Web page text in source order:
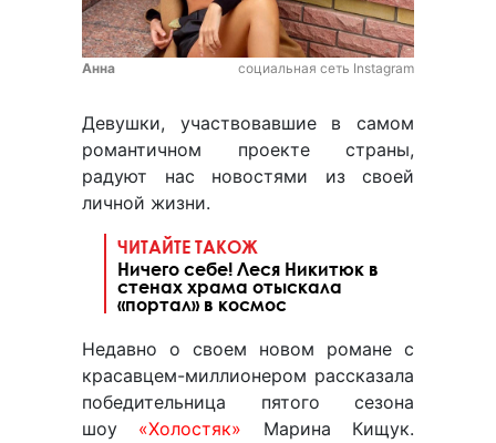
Анна социальная сеть Instagram
Девушки, участвовавшие в самом
романтичном проекте страны,
радуют нас новостями из своей
личной жизни.
ЧИТАЙТЕ ТАКОЖ
Ничего себе! Леся Никитюк в
стенах храма отыскала
«портал» в космос
Недавно о своем новом романе с
красавцем-миллионером рассказала
победительница пятого сезона
шоу «Холостяк» Марина Кищук.